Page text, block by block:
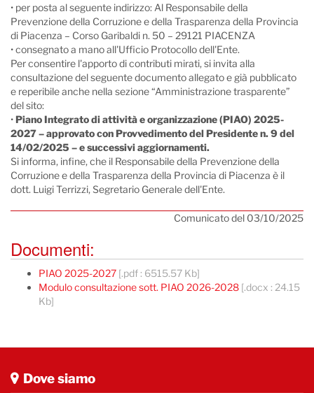
• per posta al seguente indirizzo: Al Responsabile della
Prevenzione della Corruzione e della Trasparenza della Provincia
di Piacenza – Corso Garibaldi n. 50 – 29121 PIACENZA
•consegnato a mano all'Ufficio Protocollo dell'Ente.
Per consentire l'apporto di contributi mirati, si invita alla
consultazione del seguente documento allegato e già pubblicato
e reperibile anche nella sezione “Amministrazione trasparente”
del sito:
•Piano Integrato di attività e organizzazione (PIAO) 2025-
2027 – approvato con Provvedimento del Presidente n. 9 del
14/02/2025 – e successivi aggiornamenti.
Si informa, infine, che il Responsabile della Prevenzione della
Corruzione e della Trasparenza della Provincia di Piacenza è il
dott. Luigi Terrizzi, Segretario Generale dell'Ente.
Comunicato del 03/10/2025
Documenti:
PIAO 2025-2027 [.pdf : 6515.57 Kb]
Modulo consultazione sott. PIAO 2026-2028 [.docx : 24.15
Kb]
Dove siamo